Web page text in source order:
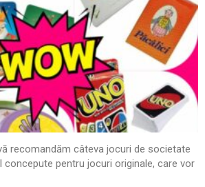
recomandăm câteva jocuri de societate
pentru jocuri originale, care vor